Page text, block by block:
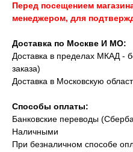
Перед посещением
менеджером, для
Доставка по Москве И МО:
Доставка в пределах МКАД -
заказа)
Доставка в Московскую
Способы оплаты:
Банковские переводы
Наличными
При безналичном способе